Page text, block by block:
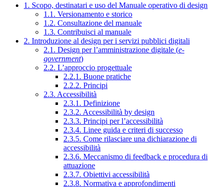
1. Scopo, destinatari e uso del Manuale operativo di design
1.1. Versionamento e storico
1.2. Consultazione del manuale
1.3. Contribuisci al manuale
2. Introduzione al design per i servizi pubblici digitali
2.1. Design per l’amministrazione digitale (e-
government)
2.2. L’approccio progettuale
2.2.1. Buone pratiche
2.2.2. Principi
2.3. Accessibilità
2.3.1. Definizione
2.3.2. Accessibilità by design
2.3.3. Principi per l’accessibilità
2.3.4. Linee guida e criteri di successo
2.3.5. Come rilasciare una dichiarazione di
accessibilità
2.3.6. Meccanismo di feedback e procedura di
attuazione
2.3.7. Obiettivi accessibilità
2.3.8. Normativa e approfondimenti